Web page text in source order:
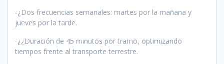
-¿Dos frecuencias semanales: martes por la mañana y
jueves por la tarde.
-¿¿Duración de 45 minutos por tramo, optimizando
tiempos frente al transporte terrestre.